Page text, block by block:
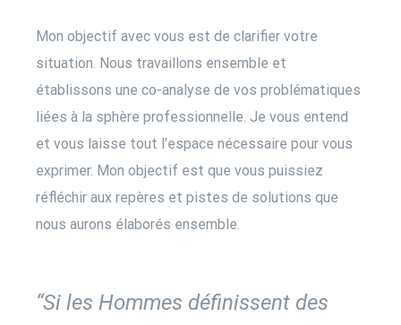
Mon objectif avec vous est de clarifier votre
situation. Nous travaillons ensemble et
établissons une co-analyse de vos problématiques
liées à la sphère professionnelle. Je vous entend
et vous laisse tout l’espace nécessaire pour vous
exprimer. Mon objectif est que vous puissiez
réfléchir aux repères et pistes de solutions que
nous aurons élaborés ensemble.
“Si les Hommes définissent des